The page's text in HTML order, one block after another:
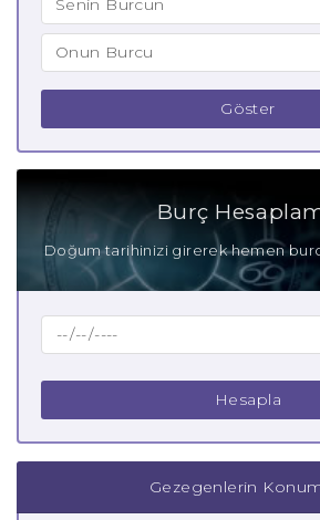
Göster
Burç
Doğum tarihinizi girerek hemen
Hesapla
Gezegenlerin